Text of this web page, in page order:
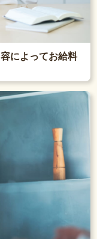
によってお給料